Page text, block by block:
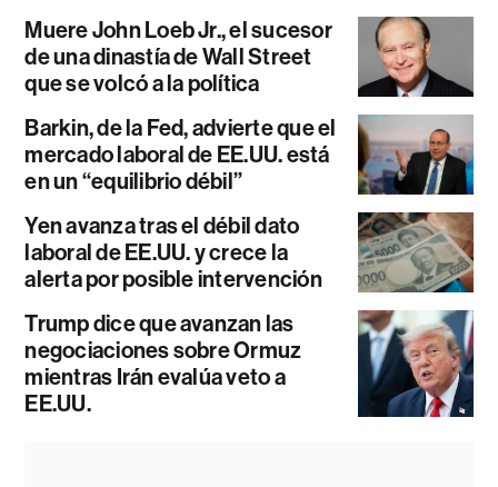
Muere John Loeb Jr., el sucesor
de una dinastía de Wall Street
que se volcó a la política
Barkin, de la Fed, advierte que el
mercado laboral de EE.UU. está
en un “equilibrio débil”
Yen avanza tras el débil dato
laboral de EE.UU. y crece la
alerta por posible intervención
Trump dice que avanzan las
negociaciones sobre Ormuz
mientras Irán evalúa veto a
EE.UU.